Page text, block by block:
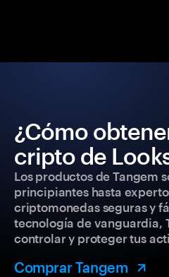
¿Cómo
cripto de
Los productos de Tangem
principiantes hasta
criptomonedas seguras y
tecnología de vanguardia,
controlar y proteger tus
Comprar Tangem